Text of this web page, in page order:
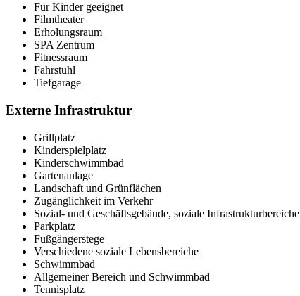
Für Kinder geeignet
Filmtheater
Erholungsraum
SPA Zentrum
Fitnessraum
Fahrstuhl
Tiefgarage
Externe Infrastruktur
Grillplatz
Kinderspielplatz
Kinderschwimmbad
Gartenanlage
Landschaft und Grünflächen
Zugänglichkeit im Verkehr
Sozial- und Geschäftsgebäude, soziale Infrastrukturbereiche
Parkplatz
Fußgängerstege
Verschiedene soziale Lebensbereiche
Schwimmbad
Allgemeiner Bereich und Schwimmbad
Tennisplatz